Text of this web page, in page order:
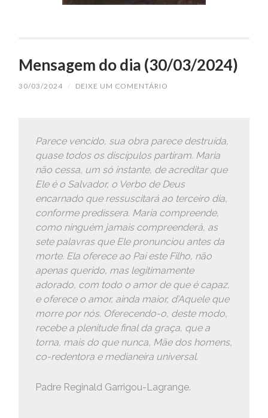
Mensagem do dia (30/03/2024)
30/03/2024 / DEIXE UM COMENTÁRIO
Parece vencido, sua obra parece destruída,
quase todos os discípulos partiram. Maria
não cessa, um só instante, de acreditar que
Ele é o Salvador, o Verbo de Deus
encarnado que ressuscitará ao terceiro dia,
conforme predissera. Maria compreende,
como ninguém jamais compreenderá, as
sete palavras que Ele pronunciou antes da
morte. Ela oferece ao Pai este Filho, não
apenas querido, mas legitimamente
adorado, com todo o amor de que é capaz,
e oferece o amor, ainda maior, d’Aquele que
morre por nós. Oferecendo-o, deste modo,
recebe a plenitude final da graça, que a
torna, mais do que nunca, Mãe dos homens,
co-redentora e medianeira universal.
Padre Reginald Garrigou-Lagrange.